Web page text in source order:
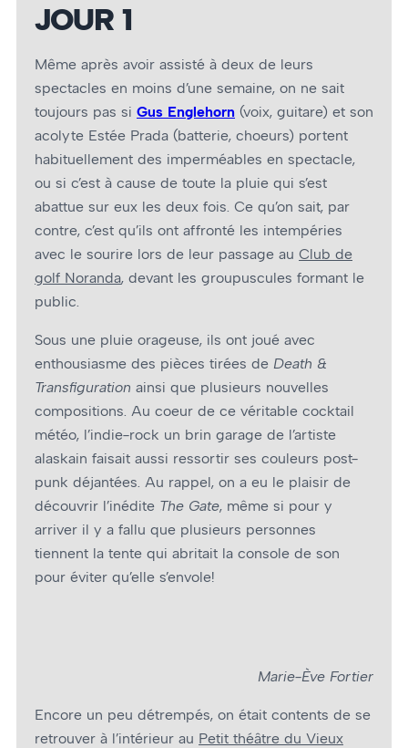
JOUR 1
Même après avoir assisté à deux de leurs
spectacles en moins d’une semaine, on ne sait
toujours pas si Gus Englehorn (voix, guitare) et son
acolyte Estée Prada (batterie, choeurs) portent
habituellement des imperméables en spectacle,
ou si c’est à cause de toute la pluie qui s’est
abattue sur eux les deux fois. Ce qu’on sait, par
contre, c’est qu’ils ont affronté les intempéries
avec le sourire lors de leur passage au Club de
golf Noranda, devant les groupuscules formant le
public.
Sous une pluie orageuse, ils ont joué avec
enthousiasme des pièces tirées de Death &
Transfiguration ainsi que plusieurs nouvelles
compositions. Au coeur de ce véritable cocktail
météo, l’indie-rock un brin garage de l’artiste
alaskain faisait aussi ressortir ses couleurs post-
punk déjantées. Au rappel, on a eu le plaisir de
découvrir l’inédite The Gate, même si pour y
arriver il y a fallu que plusieurs personnes
tiennent la tente qui abritait la console de son
pour éviter qu’elle s’envole!
Marie-Ève Fortier
Encore un peu détrempés, on était contents de se
retrouver à l’intérieur au Petit théâtre du Vieux